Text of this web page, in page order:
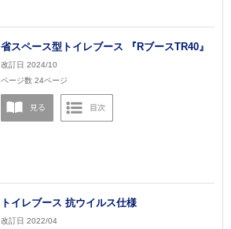
省スペース型トイレブース 『RブースTR40』
改訂日 2024/10
ページ数 24ページ
トイレブース 抗ウイルス仕様
改訂日 2022/04